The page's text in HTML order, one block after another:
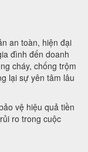
an toàn, hiện đại
đình đến doanh
cháy, chống trộm
lại sự yên tâm lâu
vệ hiệu quả tiền
ro trong cuộc